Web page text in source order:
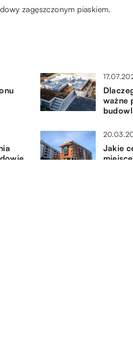
zagęszczonym piaskiem.
ważne
Jakie